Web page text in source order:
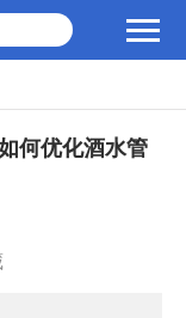
何优化酒水管